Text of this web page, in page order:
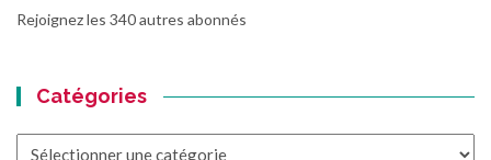
Rejoignez les 340 autres abonnés
Catégories